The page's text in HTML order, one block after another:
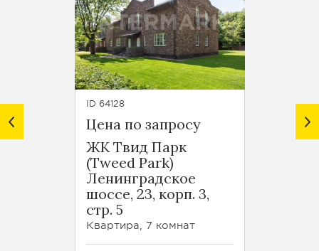
ID 64128
Цена по запросу
ЖК Твид Парк
(Tweed Park)
Ленинградское
шоссе, 23, корп. 3,
стр. 5
Квартира, 7 комнат
ID